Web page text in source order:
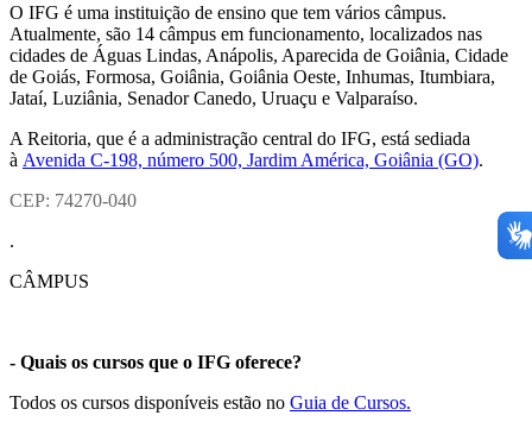
O IFG é uma instituição de ensino que tem vários câmpus.
Atualmente, são 14 câmpus em funcionamento, localizados nas
cidades de Águas Lindas, Anápolis, Aparecida de Goiânia, Cidade
de Goiás, Formosa, Goiânia, Goiânia Oeste, Inhumas, Itumbiara,
Jataí, Luziânia, Senador Canedo, Uruaçu e Valparaíso.
A Reitoria, que é a administração central do IFG, está sediada
à Avenida C-198, número 500, Jardim América, Goiânia (GO).
CEP: 74270-040
.
CÂMPUS
- Quais os cursos que o IFG oferece?
Todos os cursos disponíveis estão no Guia de Cursos.